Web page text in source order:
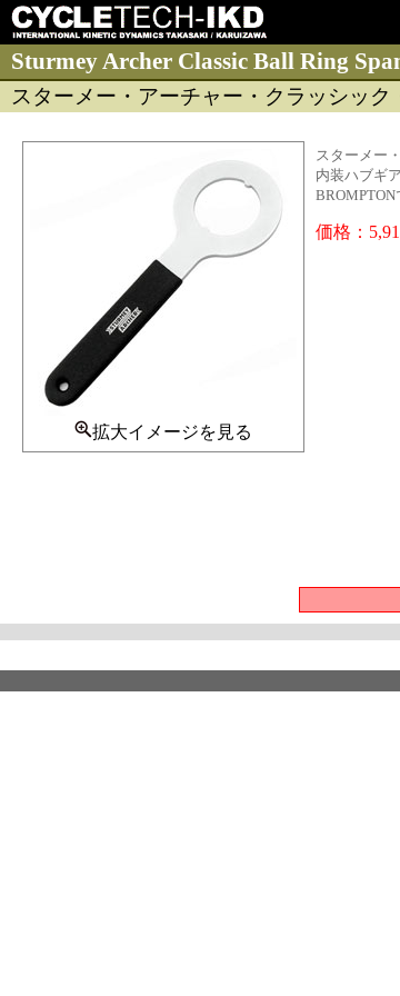
Sturmey Archer Classic Ball Ring
スターメー・アーチャー・クラッシッ
拡大イメージを見る
スターメー
内装ハブギ
価格：